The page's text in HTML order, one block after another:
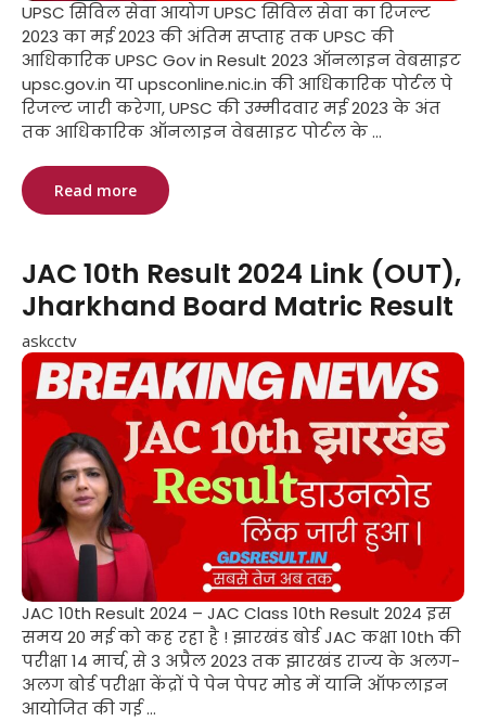
UPSC सिविल सेवा आयोग UPSC सिविल सेवा का रिजल्ट
2023 का मई 2023 की अंतिम सप्ताह तक UPSC की
आधिकारिक UPSC Gov in Result 2023 ऑनलाइन वेबसाइट
upsc.gov.in या upsconline.nic.in की आधिकारिक पोर्टल पे
रिजल्ट जारी करेगा, UPSC की उम्मीदवार मई 2023 के अंत
तक आधिकारिक ऑनलाइन वेबसाइट पोर्टल के ...
Read more
JAC 10th Result 2024 Link (OUT),
Jharkhand Board Matric Result
askcctv
JAC 10th Result 2024 – JAC Class 10th Result 2024 इस
समय 20 मई को कह रहा है ! झारखंड बोर्ड JAC कक्षा 10th की
परीक्षा 14 मार्च, से 3 अप्रैल 2023 तक झारखंड राज्य के अलग-
अलग बोर्ड परीक्षा केंद्रों पे पेन पेपर मोड में यानि ऑफलाइन
आयोजित की गई ...